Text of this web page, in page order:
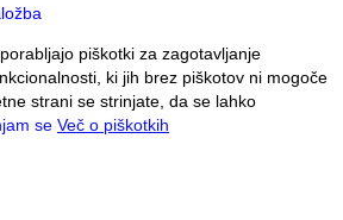
piškotki za zagotavljanje
ki jih brez piškotov ni mogoče
strani se strinjate, da se lahko
se Več o piškotkih